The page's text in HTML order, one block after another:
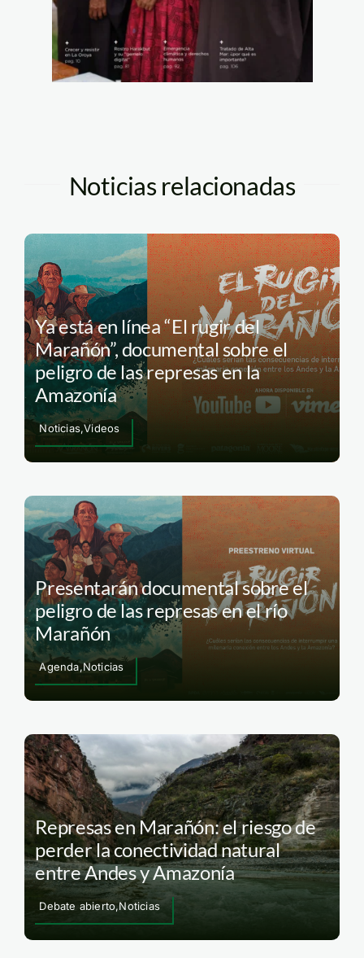
Noticias relacionadas
Ya está en línea “El rugir del
Marañón”, documental sobre el
peligro de las represas en la
Amazonía
Noticias,Videos
Presentarán documental sobre el
peligro de las represas en el río
Marañón
Agenda,Noticias
Represas en Marañón: el riesgo de
perder la conectividad natural
entre Andes y Amazonía
Debate abierto,Noticias